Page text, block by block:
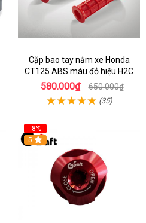
Cặp bao tay nắm xe Honda
CT125 ABS màu đỏ hiệu H2C
580.000₫ 650.000₫
(35)
-8%
5